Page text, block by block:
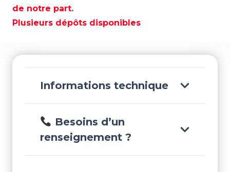
–
REC854031
de notre part.
Plusieurs dépôts disponibles
Informations technique
Besoins d’un
renseignement ?